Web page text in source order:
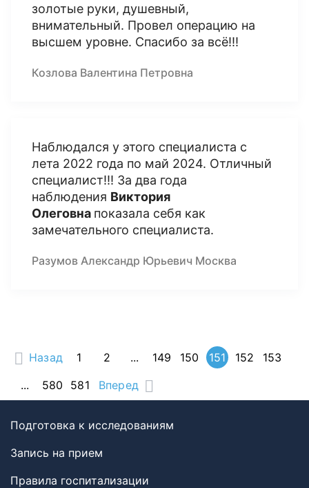
золотые руки, душевный,
внимательный. Провел операцию на
высшем уровне. Спасибо за всё!!!
Козлова Валентина Петровна
Наблюдался у этого специалиста с
лета 2022 года по май 2024. Отличный
специалист!!! За два года
наблюдения Виктория
Олеговна показала себя как
замечательного специалиста.
Разумов Александр Юрьевич Москва
Назад 1 2 ... 149 150 151 152
153
...
580 581 Вперед
Подготовка к исследованиям
Запись на прием
Правила госпитализации